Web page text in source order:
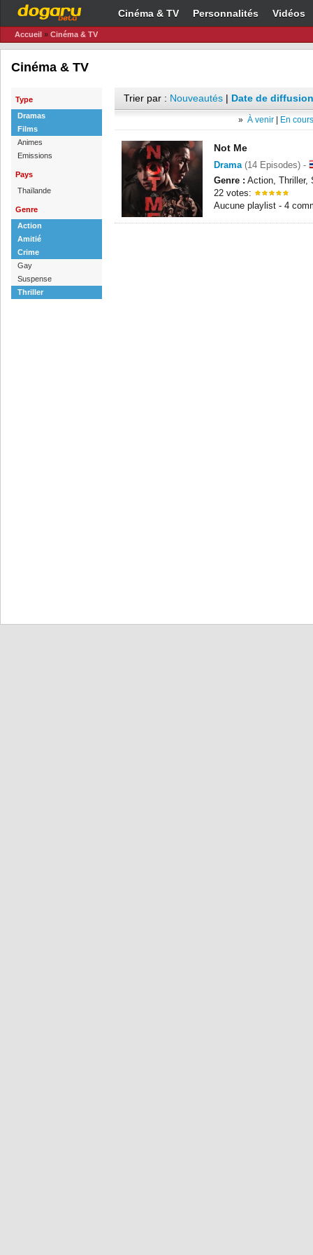
Cinéma & TV Personnalités Vidéos
Accueil » Cinéma & TV
Cinéma & TV
Type
Dramas
Films
Animes
Emissions
Pays
Thaïlande
Genre
Action
Amitié
Crime
Gay
Suspense
Thriller
Trier par : Nouveautés | Date de
» À venir En
Not Me
Drama(14 Episodes) -
Genre : Action, Thriller,
22 votes:
Aucune playlist - 4